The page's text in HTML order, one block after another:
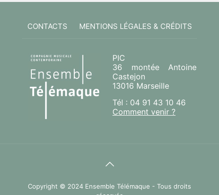
CONTACTS MENTIONS LÉGALES & CRÉDITS
PIC
36 montée Antoine
Castejon
13016 Marseille
Tél : 04 91 43 10 46
Comment venir ?
Copyright © 2024 Ensemble Télémaque - Tous droits